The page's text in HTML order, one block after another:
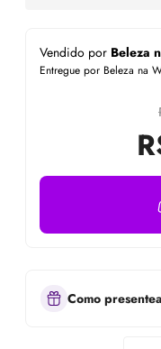
Vendido por Beleza
Entregue por Beleza na
Como